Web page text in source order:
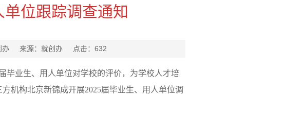
位跟踪调查通知
办 来源：就创办 点击： 632
毕业生、用人单位对学校的评价，为学校人才培
机构北京新锦成开展2025届毕业生、用人单位调